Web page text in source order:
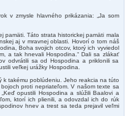
v zmysle hlavného prikázania: „Ja som
pamäti. Táto strata historickej pamäti mala
aj v mravnej oblasti. Hovorí o tom náš
Boha svojich otcov, ktorý ich vyviedol
a tak hnevali Hospodina.“ Dali sa zlákať
odvrátili sa od Hospodina a priklonili sa
veľkej urážky Hospodina.
k takému poblúdeniu. Jeho reakcia na túto
proti nepriateľom. V našom texte sa
opustili Hospodina a slúžili Baalovi a
ktorí ich plienili, a odovzdal ich do rúk
hnev a trest sa teda prejavil veľmi